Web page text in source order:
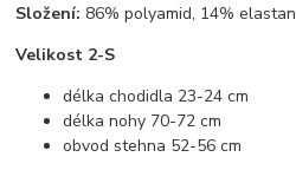
Složení: 86% polyamid, 14% elastan
Velikost 2-S
délka chodidla 23-24 cm
délka nohy 70-72 cm
obvod stehna 52-56 cm